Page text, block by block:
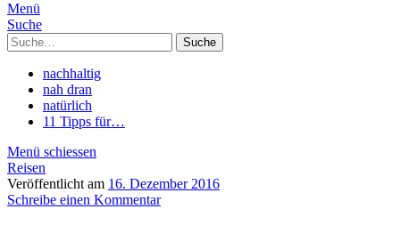
Menü
Suche
Suche
nachhaltig
nah dran
natürlich
11 Tipps für…
Menü schiessen
Reisen
Veröffentlicht am 16. Dezember 2016
Schreibe einen Kommentar